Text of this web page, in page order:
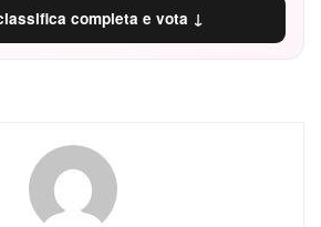
completa e vota ↓